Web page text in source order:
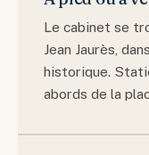
Le cabinet se
Jean Jaurès,
historique.
abords de la